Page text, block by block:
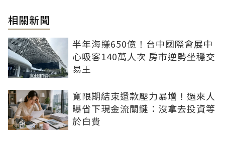
相關新聞
半年海賺650億！台中國際會展中
心吸客140萬人次 房市逆勢坐穩交
易王
寬限期結束還款壓力暴增！過來人
曝省下現金流關鍵：沒拿去投資等
於白費